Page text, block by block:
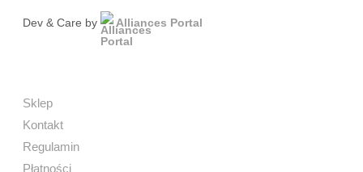
Dev & Care by Alliances Portal
Sklep
Kontakt
Regulamin
Płatności